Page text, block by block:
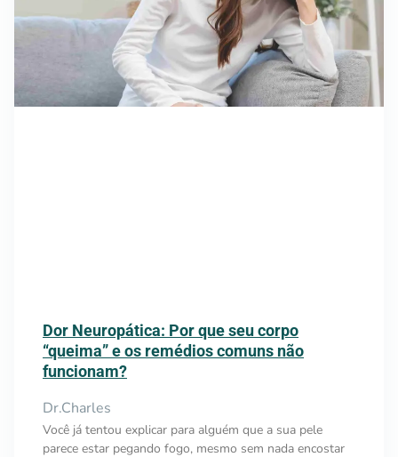
Dor Neuropática: Por que seu corpo
“queima” e os remédios comuns não
funcionam?
Dr.Charles
Você já tentou explicar para alguém que a sua pele
parece estar pegando fogo, mesmo sem nada encostar